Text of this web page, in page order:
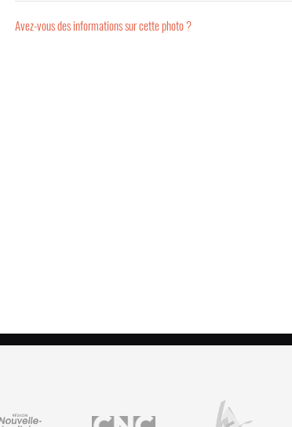
Avez-vous des informations sur cette photo ?